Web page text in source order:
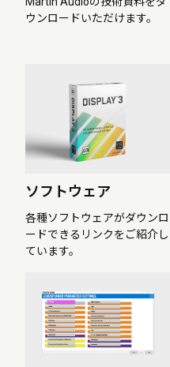
ウンロードいただけます。
ソフトウェア
各種ソフトウェアがダウンロ
ードできるリンクをご紹介し
ています。